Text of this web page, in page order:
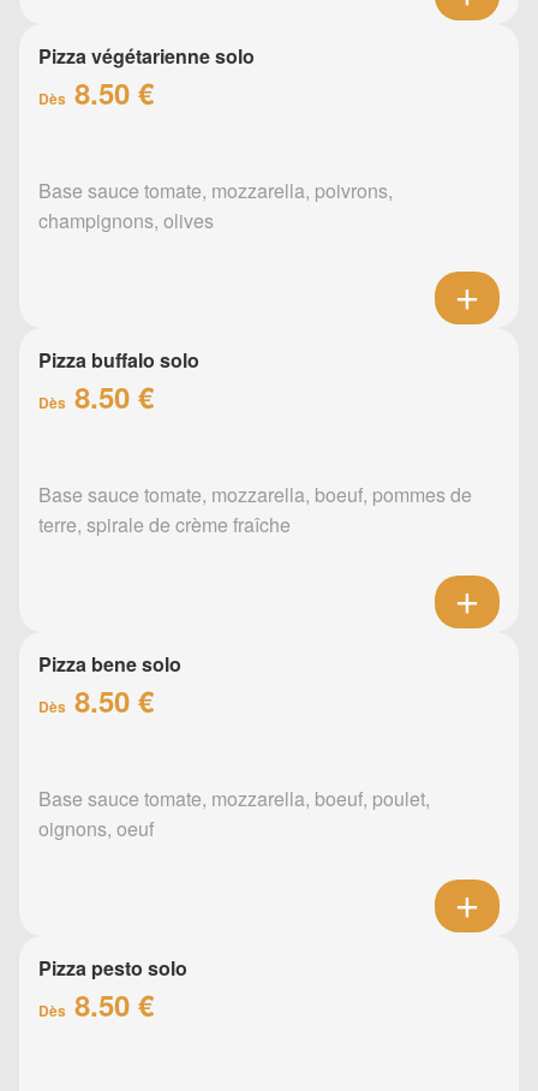
Pizza végétarienne solo
Dès 8.50 €
Base sauce tomate, mozzarella, poivrons,
champignons, olives
Pizza buffalo solo
Dès 8.50 €
Base sauce tomate, mozzarella, boeuf, pommes de
terre, spirale de crème fraîche
Pizza bene solo
Dès 8.50 €
Base sauce tomate, mozzarella, boeuf, poulet,
oignons, oeuf
Pizza pesto solo
Dès 8.50 €